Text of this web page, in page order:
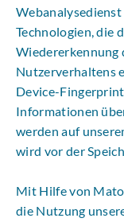
Technologien, die
Wiedererkennung
Nutzerverhaltens
Device-
Informationen
werden auf
wird vor der
Mit Hilfe von
die Nutzung